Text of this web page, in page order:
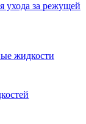
ухода за режущей
жидкости